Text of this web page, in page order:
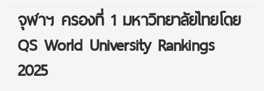
จุฬาฯ ครองที่ 1 มหาวิทยาลัยไทยโดย
QS World University Rankings
2025